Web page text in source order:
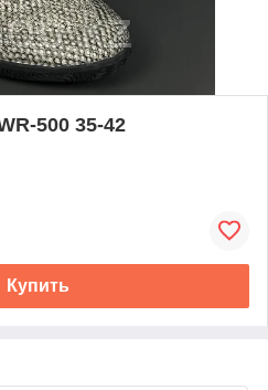
500 35-42
Купить